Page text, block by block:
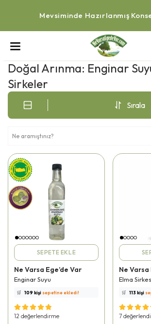
Mevsiminde Hazırlanmış
Doğal Arınma: Enginar
Sirkeler
Sırala
SEPETE EKLE
Ne Varsa Ege’de Var
Enginar Suyu
⭐️ Bu ürünü518 kişifavoriledi!
🛒 109 kişisepetine ekledi!
✅
Bugün48 adetsatıldı
🚚
Hızlı teslimat
12 değerlendirme
Ne Varsa
Elma
⭐️ Bu ürünü
🛒 113 kişi
✅
Bugün
🚚
Hızlı
7